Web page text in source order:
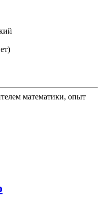
математики, опыт